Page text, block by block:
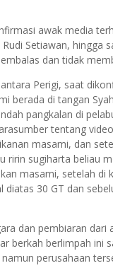
awak media
Setiawan, hingga
dan tidak
Perigi, saat
berada di tangan
pangkalan di
tentang
masami, dan
ririn sugiharta beliau
masami, setelah di
30 GT dan
dan pembiaran dari
berkah berlimpah ini
perusahaan